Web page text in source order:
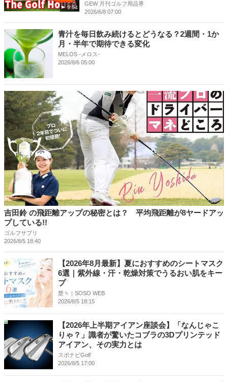
5:04
GEW 月刊ゴルフ用品界
2026/6/8 07:00
青汁を毎日飲み続けるとどうなる？2週間・1か
月・半年で期待できる変化
MELOS -メロス-
2026/8/6 05:00
吉田鈴 の飛距離アップの秘密とは？ 平均飛距離が8ヤードアッ
プしている!!
ゴルフサプリ
2026/8/5 18:40
【2026年8月最新】夏におすすめのシートマスク
6選｜紫外線・汗・乾燥対策でうるおい肌をキー
プ
楚々｜SOSO WEB
2026/8/5 18:15
【2026年上半期アイアン座談会】「なんじゃこ
りゃ？」識者が驚いたコブラの3Dプリンテッド
アイアン、その実力とは
スポナビGolf
2026/8/5 17:00